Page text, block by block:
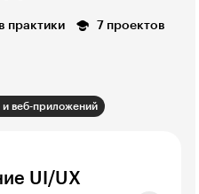
практики 7 проектов
и веб-приложений
UI/UX